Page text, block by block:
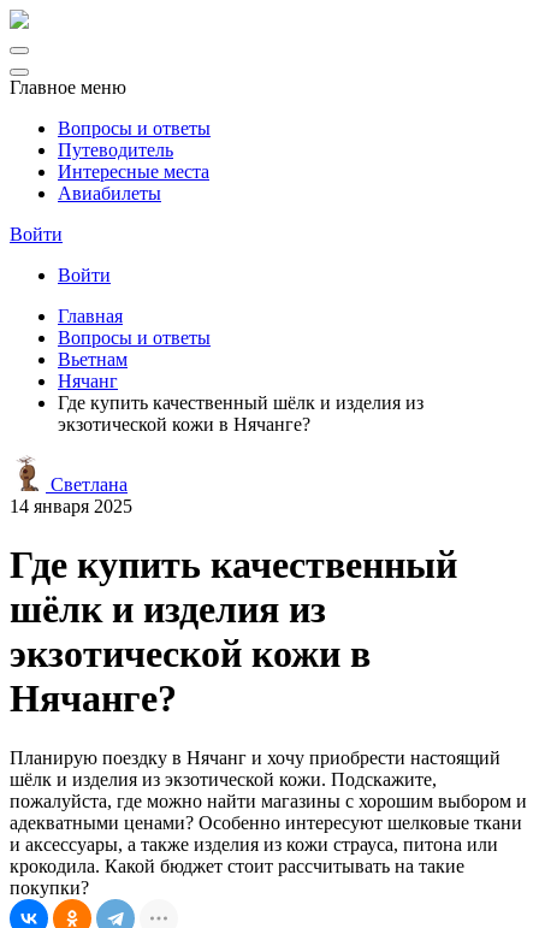
Главное меню
Вопросы и ответы
Путеводитель
Интересные места
Авиабилеты
Войти
Войти
Главная
Вопросы и ответы
Вьетнам
Нячанг
Где купить качественный шёлк и изделия из
экзотической кожи в Нячанге?
Светлана
14 января 2025
Где купить качественный
шёлк и изделия из
экзотической кожи в
Нячанге?
Планирую поездку в Нячанг и хочу приобрести настоящий
шёлк и изделия из экзотической кожи. Подскажите,
пожалуйста, где можно найти магазины с хорошим выбором и
адекватными ценами? Особенно интересуют шелковые ткани
и аксессуары, а также изделия из кожи страуса, питона или
крокодила. Какой бюджет стоит рассчитывать на такие
покупки?